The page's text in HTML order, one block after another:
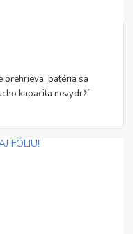
prehrieva, batéria sa
kapacita nevydrží